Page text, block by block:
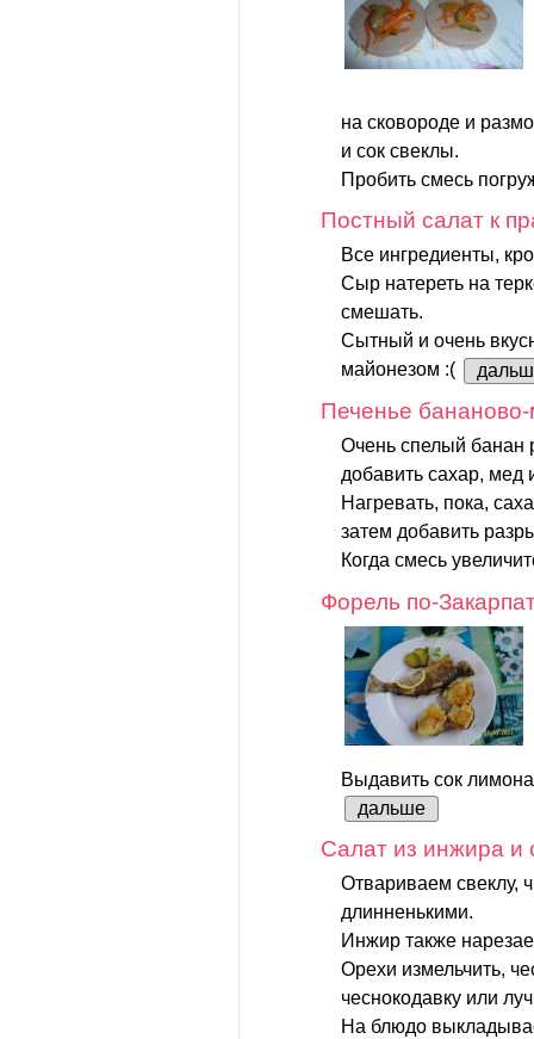
на сковороде и
и сок свеклы.
Пробить смесь
Постный салат к
Все ингредиенты,
Сыр натереть на
смешать.
Сытный и очень
майонезом :(
Печенье
Очень спелый банан
добавить сахар, мед
Нагревать, пока,
затем добавить
Когда смесь
Форель по-
Выдавить сок
дальше
Салат из инжира и
Отвариваем свеклу,
длинненькими.
Инжир также
Орехи измельчить,
чеснокодавку или
На блюдо